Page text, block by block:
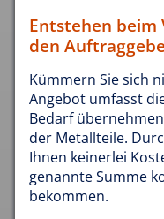
Entstehen
den
Kümmern Sie sich
Angebot umfasst
Bedarf
der Metallteile.
Ihnen keinerlei
genannte Summe
bekommen.